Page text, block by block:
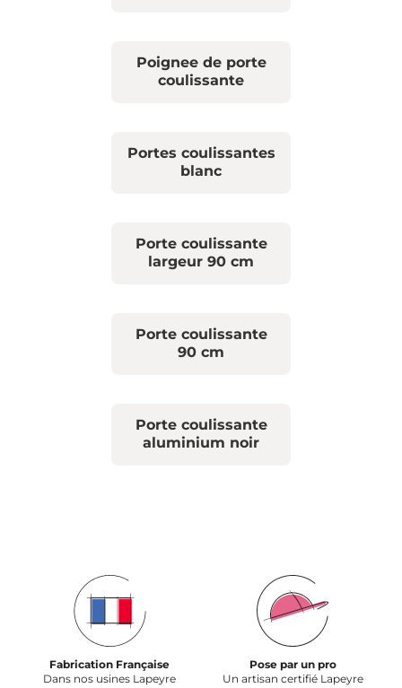
Poignee de porte
coulissante
Portes coulissantes
blanc
Porte coulissante
largeur 90 cm
Porte coulissante
90 cm
Porte coulissante
aluminium noir
Fabrication Française
Dans nos usines Lapeyre
Pose par un pro
Un artisan certifié Lapeyre